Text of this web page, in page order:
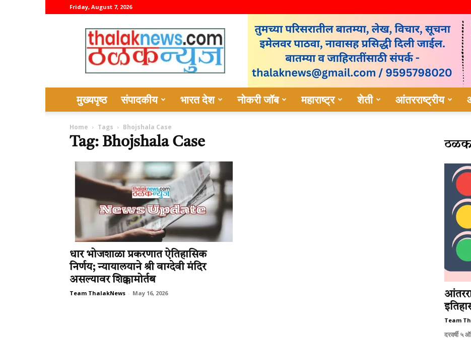
Friday, August 7, 2026
thalaknews
मुख्यपृष्ठ संपादकीय भारत देश नोकरी जॉब महाराष्ट्र शेती आंतरराष्ट्रीय
Home Tags Bhojshala Case
Tag: Bhojshala Case
धार भोजशाळा प्रकरणात ऐतिहासिक
निर्णय; न्यायालयाने श्री वाग्देवी मंदिर
असल्यावर शिक्कामोर्तब
Team ThalakNews - May 16, 2026
ठळक
Team
दरवर्षी ५